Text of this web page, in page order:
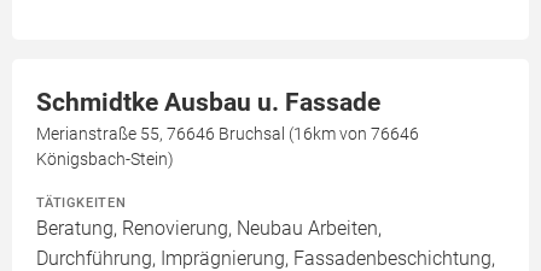
Schmidtke Ausbau u. Fassade
Merianstraße 55, 76646 Bruchsal (16km von 76646
Königsbach-Stein)
TÄTIGKEITEN
Beratung, Renovierung, Neubau Arbeiten,
Durchführung, Imprägnierung, Fassadenbeschichtung,